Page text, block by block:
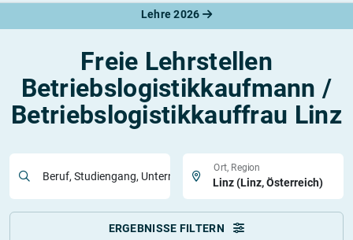
Lehre 2026
Freie Lehrstellen
Betriebslogistikkaufmann /
Betriebslogistikkauffrau Linz
Beruf, Studiengang, Unternehmen
Ort, Region
ERGEBNISSE FILTERN